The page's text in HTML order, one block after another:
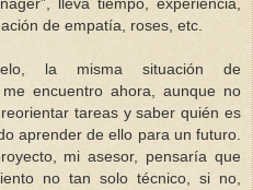
lleva tiempo, experiencia,
de empatía, roses, etc.
la misma situación de
encuentro ahora, aunque no
tareas y saber quién es
aprender de ello para un futuro.
mi asesor, pensaría que
no tan solo técnico, si no,